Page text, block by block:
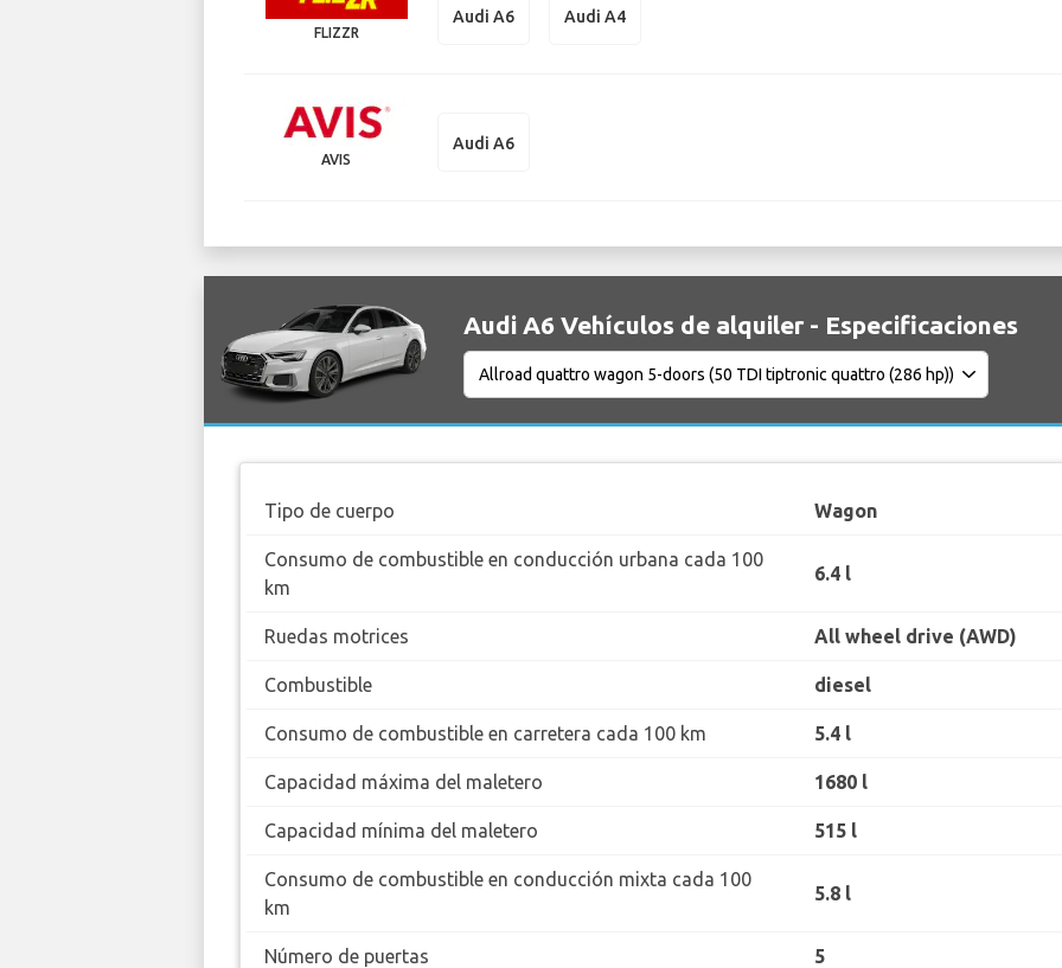
FLIZZR
Audi A6 Audi A4
AVIS
Audi A6
Audi A6 Vehículos de alquiler - Especificaciones
Tipo de cuerpo Wagon
Consumo de combustible en conducción urbana cada 100
km
6.4 l
Ruedas motrices All wheel drive (AWD)
Combustible diesel
Consumo de combustible en carretera cada 100 km 5.4 l
Capacidad máxima del maletero 1680 l
Capacidad mínima del maletero 515 l
Consumo de combustible en conducción mixta cada 100
km
5.8 l
Número de puertas 5